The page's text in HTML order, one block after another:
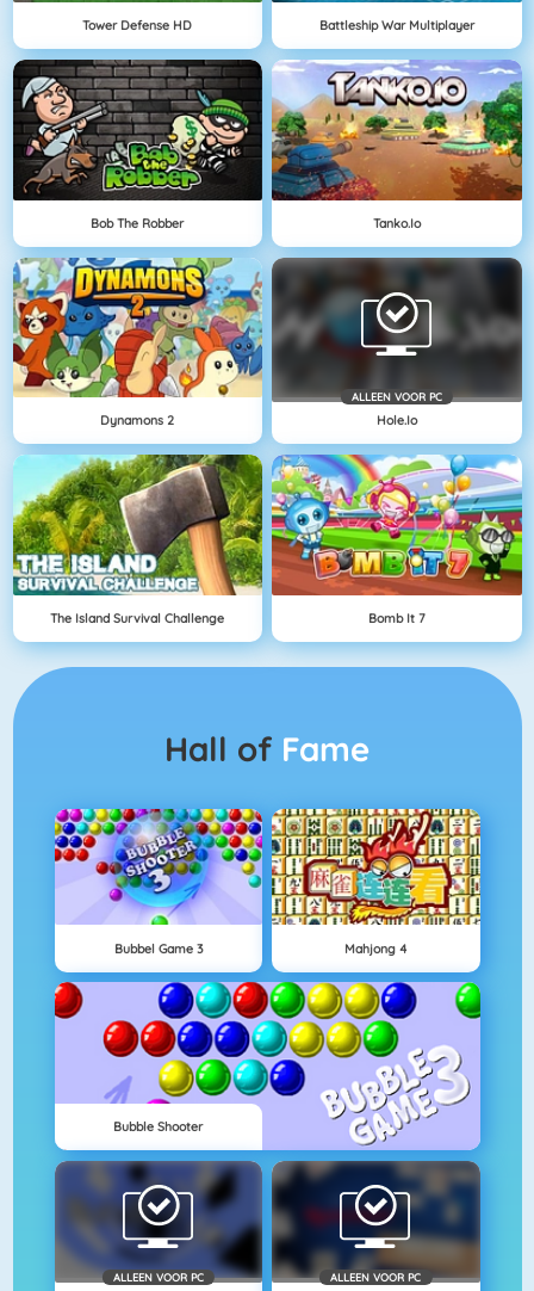
Tower Defense HD Battleship War Multiplayer
Bob The Robber Tanko.io
Dynamons 2
ALLEEN VOOR PC
Hole.io
The Island Survival Challenge Bomb It 7
Hall of Fame
Bubbel Game 3 Mahjong 4
Bubble Shooter
ALLEEN VOOR PC ALLEEN VOOR PC